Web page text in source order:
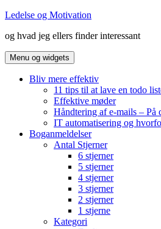
Hop
indhold
Ledelse og Motivation
og hvad jeg ellers finder interessant
Menu og widgets
Bliv mere effektiv
11 tips til at lave en todo
Effektive møder
Håndtering af e-mails – På
IT automatisering og
Boganmeldelser
Antal Stjerner
6 stjerner
5 stjerner
4 stjerner
3 stjerner
2 stjerner
1 stjerne
Kategori